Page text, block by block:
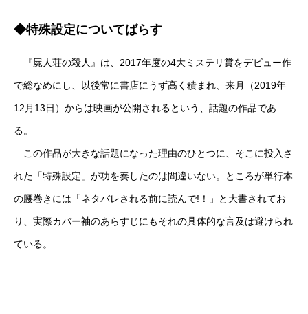
◆特殊設定についてばらす
『屍人荘の殺人』は、2017年度の4大ミステリ賞をデビュー作
で総なめにし、以後常に書店にうず高く積まれ、来月（2019年
12月13日）からは映画が公開されるという、話題の作品であ
る。
この作品が大きな話題になった理由のひとつに、そこに投入さ
れた「特殊設定」が功を奏したのは間違いない。ところが単行本
の腰巻きには「ネタバレされる前に読んで!！」と大書されてお
り、実際カバー袖のあらすじにもそれの具体的な言及は避けられ
ている。